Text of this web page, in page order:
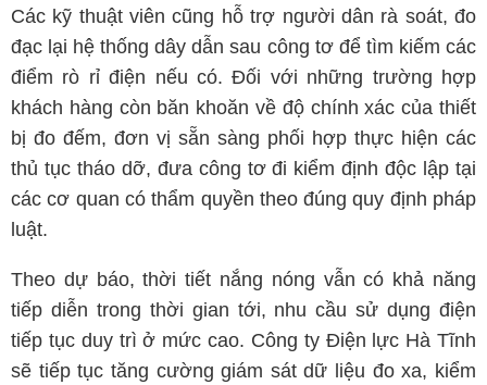
Các kỹ thuật viên cũng hỗ trợ người dân rà soát, đo
đạc lại hệ thống dây dẫn sau công tơ để tìm kiếm các
điểm rò rỉ điện nếu có. Đối với những trường hợp
khách hàng còn băn khoăn về độ chính xác của thiết
bị đo đếm, đơn vị sẵn sàng phối hợp thực hiện các
thủ tục tháo dỡ, đưa công tơ đi kiểm định độc lập tại
các cơ quan có thẩm quyền theo đúng quy định pháp
luật.
Theo dự báo, thời tiết nắng nóng vẫn có khả năng
tiếp diễn trong thời gian tới, nhu cầu sử dụng điện
tiếp tục duy trì ở mức cao. Công ty Điện lực Hà Tĩnh
sẽ tiếp tục tăng cường giám sát dữ liệu đo xa, kiểm